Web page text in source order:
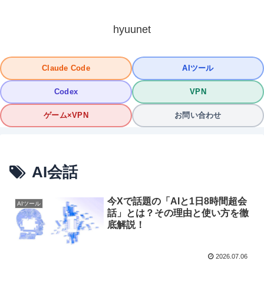
hyuunet
Claude Code AIツール
Codex VPN
ゲーム×VPN お問い合わせ
AI会話
AIツール
今Xで話題の「AIと1日8時間超会
話」とは？その理由と使い方を徹
底解説！
2026.07.06